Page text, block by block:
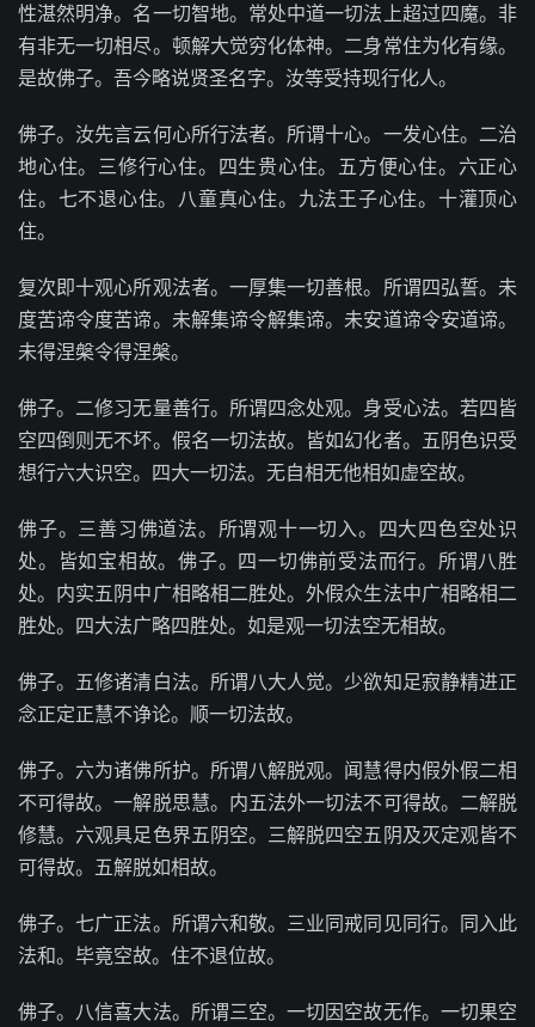
性湛然明净。名一切智地。常处中道一切法上超过四魔。非
有非无一切相尽。顿解大觉穷化体神。二身常住为化有缘。
是故佛子。吾今略说贤圣名字。汝等受持现行化人。
佛子。汝先言云何心所行法者。所谓十心。一发心住。二治
地心住。三修行心住。四生贵心住。五方便心住。六正心
住。七不退心住。八童真心住。九法王子心住。十灌顶心
住。
复次即十观心所观法者。一厚集一切善根。所谓四弘誓。未
度苦谛令度苦谛。未解集谛令解集谛。未安道谛令安道谛。
未得涅槃令得涅槃。
佛子。二修习无量善行。所谓四念处观。身受心法。若四皆
空四倒则无不坏。假名一切法故。皆如幻化者。五阴色识受
想行六大识空。四大一切法。无自相无他相如虚空故。
佛子。三善习佛道法。所谓观十一切入。四大四色空处识
处。皆如宝相故。佛子。四一切佛前受法而行。所谓八胜
处。内实五阴中广相略相二胜处。外假众生法中广相略相二
胜处。四大法广略四胜处。如是观一切法空无相故。
佛子。五修诸清白法。所谓八大人觉。少欲知足寂静精进正
念正定正慧不诤论。顺一切法故。
佛子。六为诸佛所护。所谓八解脱观。闻慧得内假外假二相
不可得故。一解脱思慧。内五法外一切法不可得故。二解脱
修慧。六观具足色界五阴空。三解脱四空五阴及灭定观皆不
可得故。五解脱如相故。
佛子。七广正法。所谓六和敬。三业同戒同见同行。同入此
法和。毕竟空故。住不退位故。
佛子。八信喜大法。所谓三空。一切因空故无作。一切果空